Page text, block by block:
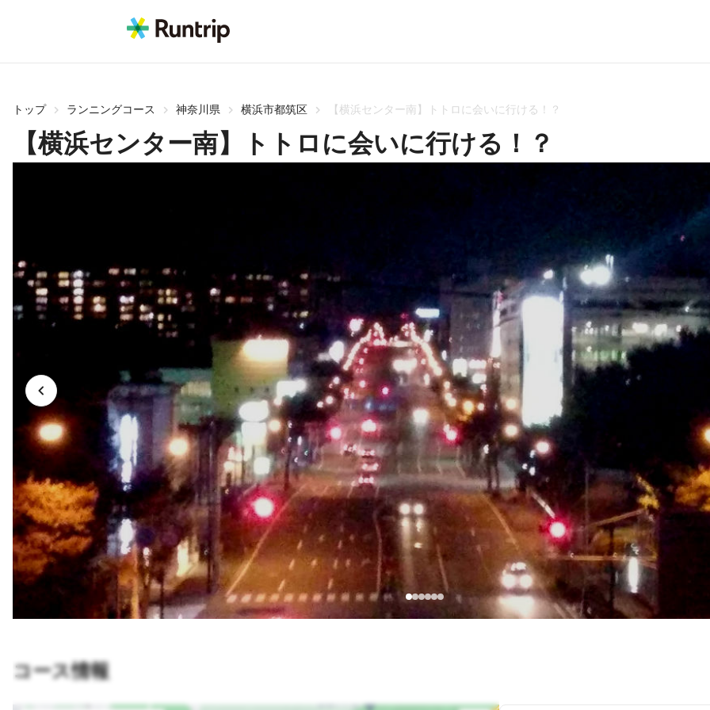
トップ ランニングコース 神奈川県 横浜市都筑区 【横浜センター南】トトロに会いに行ける！？
【横浜センター南】トトロに会いに行ける！？
コース情報